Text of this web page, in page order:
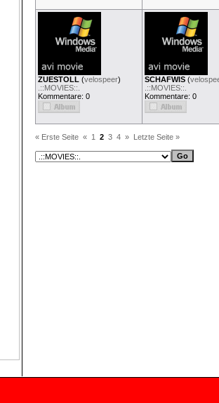
ZUESTOLL (velospeer)
.::MOVIES::.
Kommentare: 0
SCHAFWIS (
.::MOVIES::.
Kommentare: 0
« Erste Seite « 1 2 3 4 » Letzte Seite »